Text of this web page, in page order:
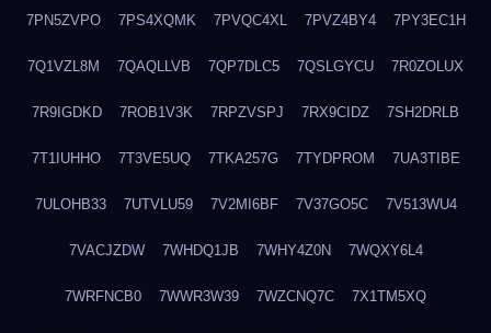
7PN5ZVPO 7PS4XQMK 7PVQC4XL 7PVZ4BY4 7PY3EC1H
7Q1VZL8M 7QAQLLVB 7QP7DLC5 7QSLGYCU 7R0ZOLUX
7R9IGDKD 7ROB1V3K 7RPZVSPJ 7RX9CIDZ 7SH2DRLB
7T1IUHHO 7T3VE5UQ 7TKA257G 7TYDPROM 7UA3TIBE
7ULOHB33 7UTVLU59 7V2MI6BF 7V37GO5C 7V513WU4
7VACJZDW 7WHDQ1JB 7WHY4Z0N 7WQXY6L4
7WRFNCB0 7WWR3W39 7WZCNQ7C 7X1TM5XQ